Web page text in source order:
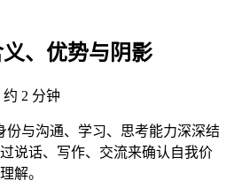
、优势与阴影
约 2 分钟
份与沟通、学习、思考能力深深结
说话、写作、交流来确认自我价
解。